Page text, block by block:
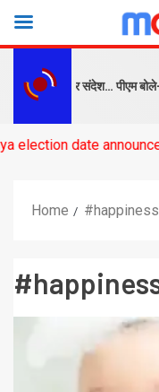
को सबक और संदेश… पीएम बोले-
date announced.(
Home #happiness